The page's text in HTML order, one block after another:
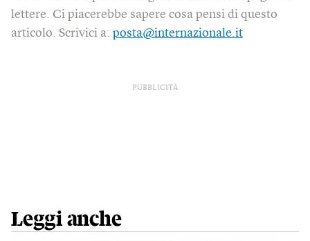
lettere. Ci piacerebbe sapere cosa pensi di questo
articolo. Scrivici a: posta@internazionale.it
PUBBLICITÀ
Leggi anche